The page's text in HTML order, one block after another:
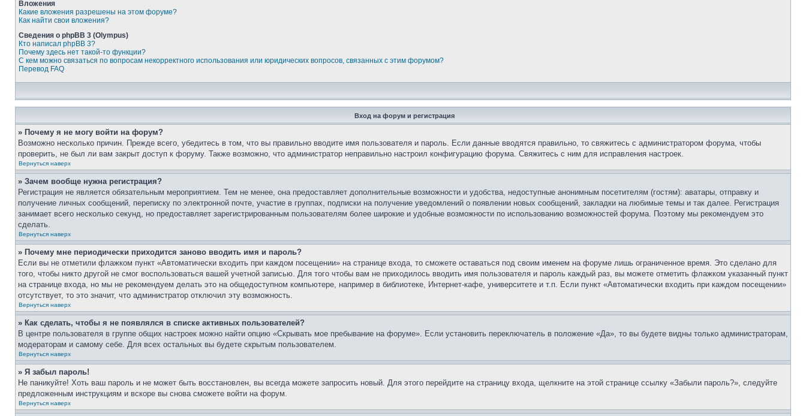
Вложения
Какие вложения разрешены на этом форуме?
Как найти свои вложения?
Сведения о phpBB 3 (Olympus)
Кто написал phpBB 3?
Почему здесь нет такой-то функции?
С кем можно связаться по вопросам некорректного использования или юридических вопросов, связанных с этим форумом?
Перевод FAQ
Вход на форум и регистрация
» Почему я не могу войти на форум?
Возможно несколько причин. Прежде всего, убедитесь в том, что вы правильно вводите имя пользователя и пароль. Если данные вводятся правильно, то свяжитесь с администратором форума, чтобы
проверить, не был ли вам закрыт доступ к форуму. Также возможно, что администратор неправильно настроил конфигурацию форума. Свяжитесь с ним для исправления настроек.
Вернуться наверх
» Зачем вообще нужна регистрация?
Регистрация не является обязательным мероприятием. Тем не менее, она предоставляет дополнительные возможности и удобства, недоступные анонимным посетителям (гостям): аватары, отправку и
получение личных сообщений, переписку по электронной почте, участие в группах, подписки на получение уведомлений о появлении новых сообщений, закладки на любимые темы и так далее. Регистрация
занимает всего несколько секунд, но предоставляет зарегистрированным пользователям более широкие и удобные возможности по использованию возможностей форума. Поэтому мы рекомендуем это
сделать.
Вернуться наверх
» Почему мне периодически приходится заново вводить имя и пароль?
Если вы не отметили флажком пункт «Автоматически входить при каждом посещении» на странице входа, то сможете оставаться под своим именем на форуме лишь ограниченное время. Это сделано для
того, чтобы никто другой не смог воспользоваться вашей учетной записью. Для того чтобы вам не приходилось вводить имя пользователя и пароль каждый раз, вы можете отметить флажком указанный пункт
на странице входа, но мы не рекомендуем делать это на общедоступном компьютере, например в библиотеке, Интернет-кафе, университете и т.п. Если пункт «Автоматически входить при каждом посещении»
отсутствует, то это значит, что администратор отключил эту возможность.
Вернуться наверх
» Как сделать, чтобы я не появлялся в списке активных пользователей?
В центре пользователя в группе общих настроек можно найти опцию «Скрывать мое пребывание на форуме». Если установить переключатель в положение «Да», то вы будете видны только администраторам,
модераторам и самому себе. Для всех остальных вы будете скрытым пользователем.
Вернуться наверх
» Я забыл пароль!
Не паникуйте! Хоть ваш пароль и не может быть восстановлен, вы всегда можете запросить новый. Для этого перейдите на страницу входа, щелкните на этой странице ссылку «Забыли пароль?», следуйте
предложенным инструкциям и вскоре вы снова сможете войти на форум.
Вернуться наверх